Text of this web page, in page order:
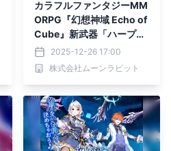
カラフルファンタジーMM
ORPG『幻想神域 Echo of
Cube』新武器「ハープ」
実装＆レベルキャップ開
放！
2025-12-26 17:00
株式会社ムーンラビット